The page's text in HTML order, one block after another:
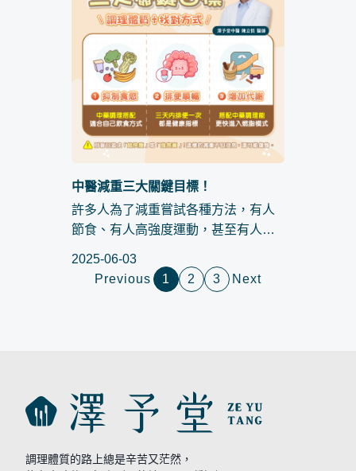
中醫減重三大關鍵目標！
許多人為了減重嘗試各種方法，有人
節食、有人高強度運動，甚至有人誤
但在中醫的觀點裡，減重並不只是控
制熱量的遊戲，而是一個讓身體恢復
2025-06-03
Previous
1 2 3 Next
調理體質的路上總是辛苦又茫然，